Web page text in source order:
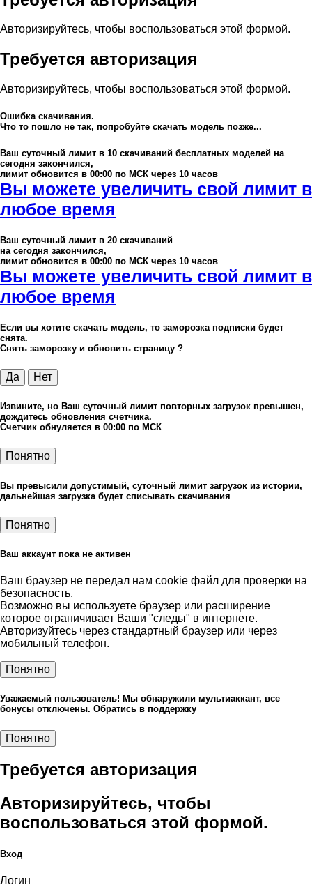
Авторизируйтесь, чтобы воспользоваться этой формой.
Требуется авторизация
Авторизируйтесь, чтобы воспользоваться этой формой.
Ошибка скачивания.
Что то пошло не так, попробуйте скачать модель позже...
Ваш суточный лимит в 10 скачиваний бесплатных моделей на
сегодня закончился,
лимит обновится в 00:00 по МСК через 10 часов
Вы можете увеличить свой лимит в
любое время
Ваш суточный лимит в 20 скачиваний
на сегодня закончился,
лимит обновится в 00:00 по МСК через 10 часов
Вы можете увеличить свой лимит в
любое время
Если вы хотите скачать модель, то заморозка подписки будет
снята.
Снять заморозку и обновить страницу ?
Да Нет
Извините, но Ваш суточный лимит повторных загрузок превышен,
дождитесь обновления счетчика.
Счетчик обнуляется в 00:00 по МСК
Понятно
Вы превысили допустимый, суточный лимит загрузок из истории,
дальнейшая загрузка будет списывать скачивания
Понятно
Ваш аккаунт пока не активен
Ваш браузер не передал нам cookie файл для проверки на
безопасность.
Возможно вы используете браузер или расширение
которое ограничивает Ваши "следы" в интернете.
Авторизуйтесь через стандартный браузер или через
мобильный телефон.
Понятно
Уважаемый пользователь! Мы обнаружили мультиаккант, все
бонусы отключены. Обратись в поддержку
Понятно
Требуется авторизация
Авторизируйтесь, чтобы
воспользоваться этой формой.
Вход
Логин